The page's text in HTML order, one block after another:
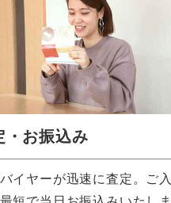
・お振込み
イヤーが迅速に査定。ご入